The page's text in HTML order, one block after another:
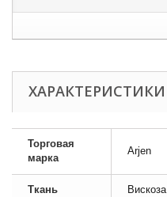
ХАРАКТЕРИСТИКИ
Торговая
марка
Arjen
Ткань Вискоза